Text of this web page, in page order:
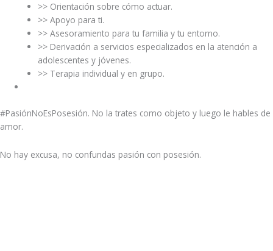
>> Orientación sobre cómo actuar.
>> Apoyo para ti.
>> Asesoramiento para tu familia y tu entorno.
>> Derivación a servicios especializados en la atención a
adolescentes y jóvenes.
>> Terapia individual y en grupo.
#PasiónNoEsPosesión. No la trates como objeto y luego le hables de
amor.
No hay excusa, no confundas pasión con posesión.